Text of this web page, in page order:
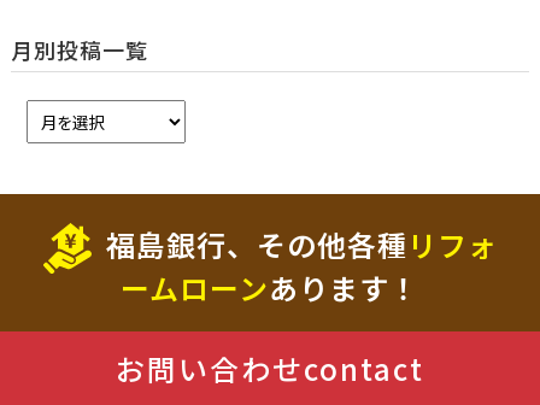
月別投稿一覧
福島銀行、その他各種 リフォ
ームローンあります！
お問い合わせcontact